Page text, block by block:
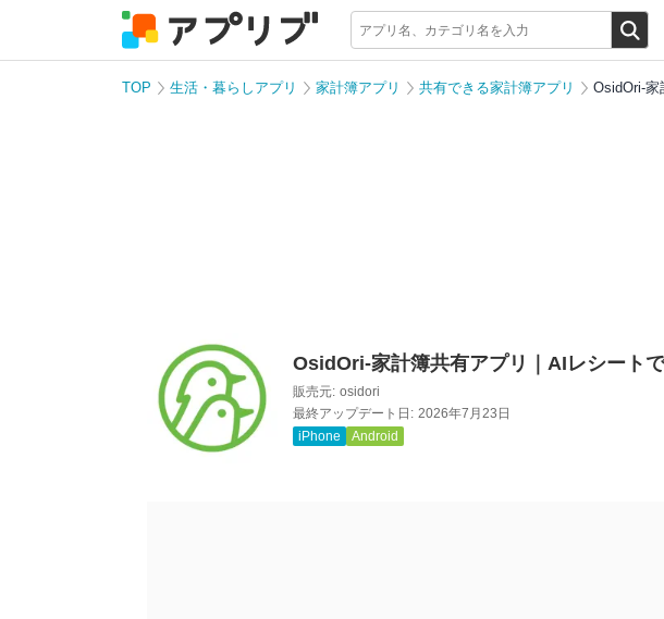
TOP 生活・暮らしアプリ 家計簿アプリ 共有できる家計簿アプリ OsidOri-家
OsidOri-家計簿共有アプリ｜AIレシート
販売元: osidori
最終アップデート日: 2026年7月23日
iPhone
Android